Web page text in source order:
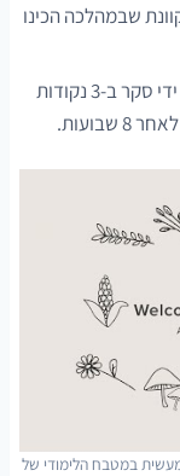
שבמהלכה הכינו
: בוצעו מדידות על ידי סקר ב-3 נקודות
במטבח הלימודי של